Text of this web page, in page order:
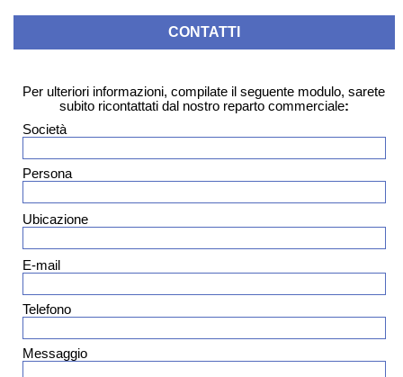
CONTATTI
Per ulteriori informazioni, compilate il seguente modulo, sarete
subito ricontattati dal nostro reparto commerciale:
Società
Persona
Ubicazione
E-mail
Telefono
Messaggio